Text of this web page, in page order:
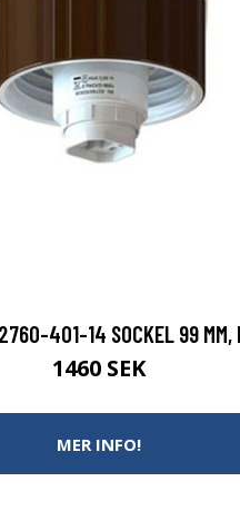
401-14 SOCKEL 99 MM,
1460 SEK
MER INFO!